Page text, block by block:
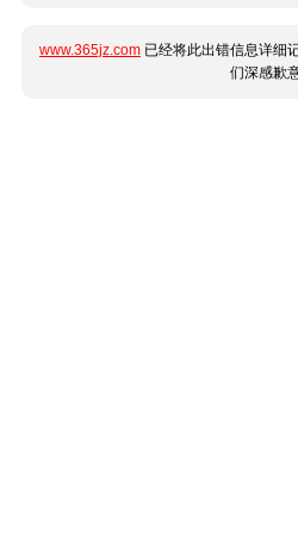
www.365jz.com 已经将此出错信息详细
们深感歉